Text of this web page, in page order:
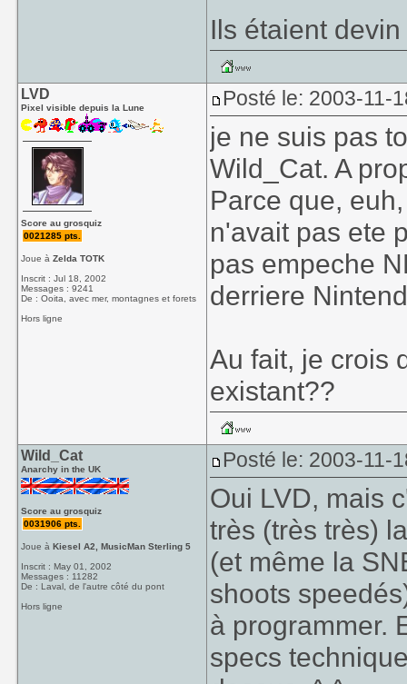
Ils étaient
LVD
Pixel visible depuis la Lune
Score au grosquiz
0021285 pts.
Joue àZelda TOTK
Inscrit : Jul 18, 2002
Messages : 9241
De : Ooita, avec mer, montagnes et forets
Hors ligne
Posté le: 2003-11-
je ne suis pas
Wild_Cat. A
Parce que,
n'avait pas ete
pas empeche
derriere
Au fait, je crois
existant??
Wild_Cat
Anarchy in the UK
Score au grosquiz
0031906 pts.
Joue àKiesel A2, MusicMan Sterling 5
Inscrit : May 01, 2002
Messages : 11282
De : Laval, de l'autre côté du pont
Hors ligne
Posté le: 2003-11-
Oui LVD, mais
très (très très)
(et même la
shoots
à programmer.
specs